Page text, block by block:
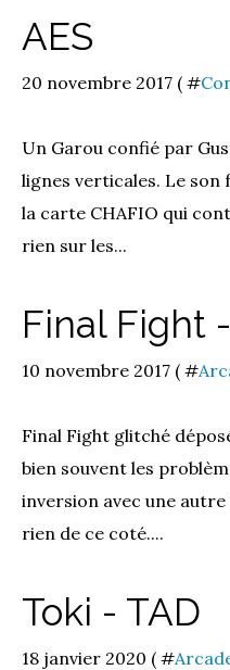
AES
20 novembre 2017 ( #
Un Garou confié par
lignes verticales. Le son
la carte CHAFIO qui
rien sur les...
Final Fight
10 novembre 2017 ( #
Final Fight glitché
bien souvent les
inversion avec une
rien de ce coté....
Toki - TAD
18 janvier 2020 ( #